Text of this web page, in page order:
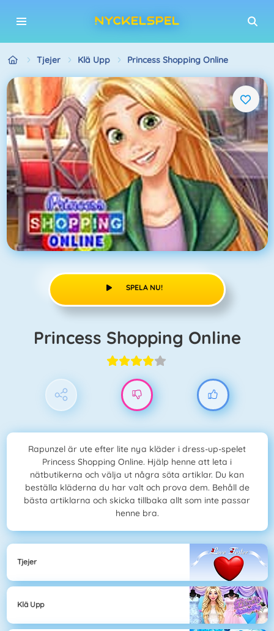
Tjejer Klä Upp Princess Shopping Online
SPELA NU!
Princess Shopping Online
Rapunzel är ute efter lite nya kläder i dress-up-spelet
Princess Shopping Online. Hjälp henne att leta i
nätbutikerna och välja ut några söta artiklar. Du kan
beställa kläderna du har valt och prova dem. Behåll de
bästa artiklarna och skicka tillbaka allt som inte passar
henne bra.
Tjejer
Klä Upp